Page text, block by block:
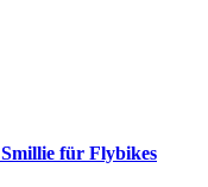
für Flybikes